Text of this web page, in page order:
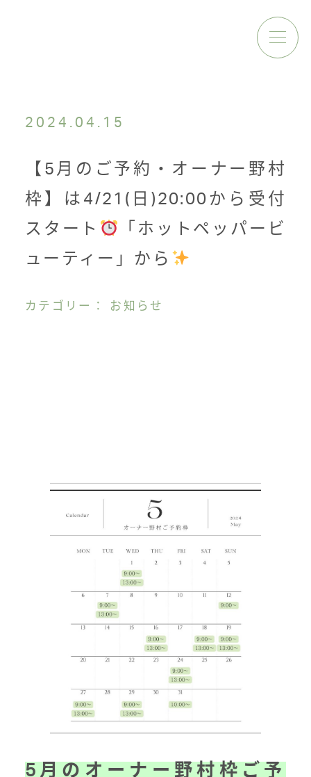
2024.04.15
【5月のご予約・オーナー野村
枠】は4/21(日)20:00から受付
スタート
「ホットペッパービ
ューティー」から
カテゴリー： お知らせ
5月のオーナー野村枠ご予